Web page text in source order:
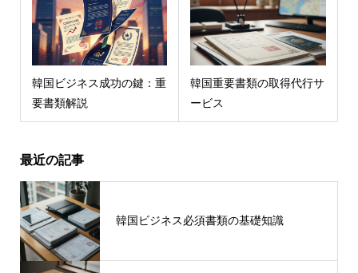
韓国ビジネス成功の鍵：重
要書類解説
韓国重要書類の取得代行サ
ービス
最近の記事
韓国ビジネス必須書類の基礎知識